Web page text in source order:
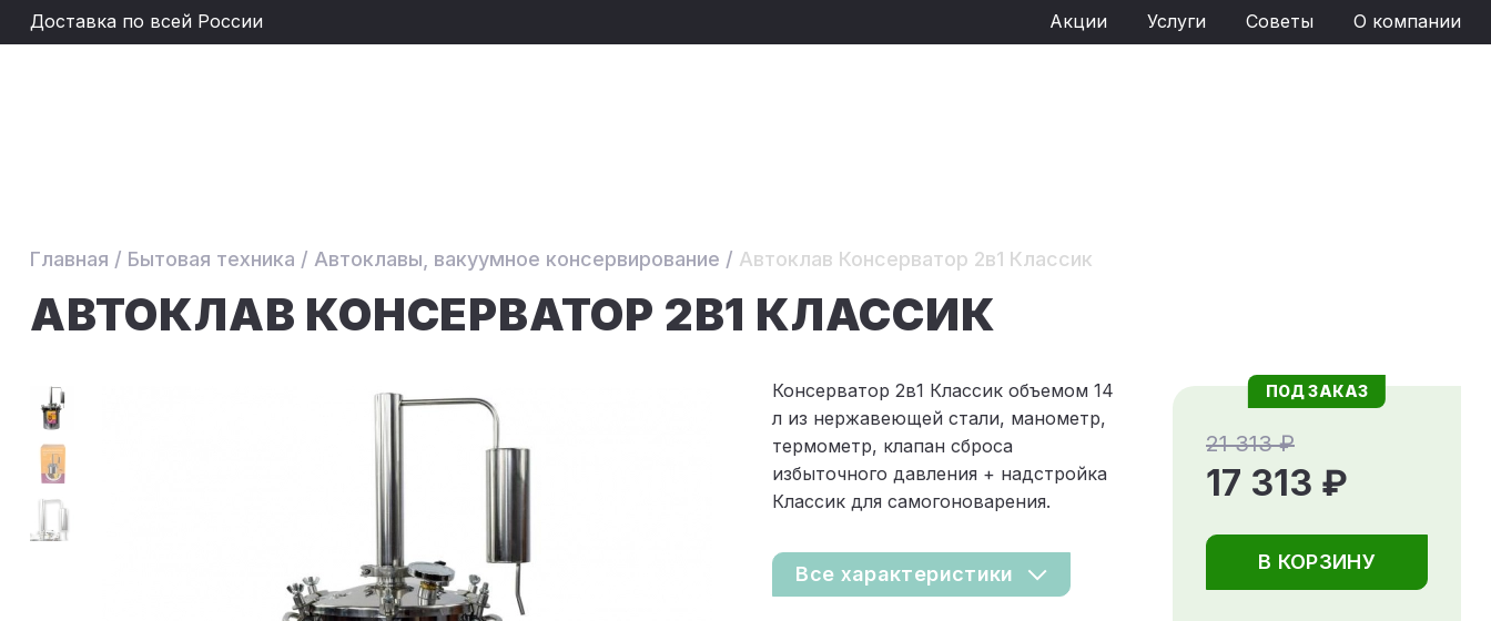
Доставка по всей России Акции Услуги Советы О компании
Главная / Бытовая техника / Автоклавы, вакуумное консервирование / Автоклав Консерватор 2в1 Классик
АВТОКЛАВ КОНСЕРВАТОР 2В1 КЛАССИК
Консерватор 2в1 Классик объемом 14
л из нержавеющей стали, манометр,
термометр, клапан сброса
избыточного давления + надстройка
Классик для самогоноварения.
Все характеристики
ПОД ЗАКАЗ
21 313 ₽
17 313 ₽
В КОРЗИНУ